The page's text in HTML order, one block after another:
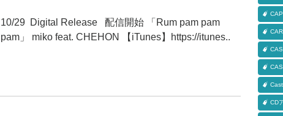
10/29 Digital Release 配信開始 「Rum pam pam
pam」 miko feat. CHEHON 【iTunes】https://itunes..
CD